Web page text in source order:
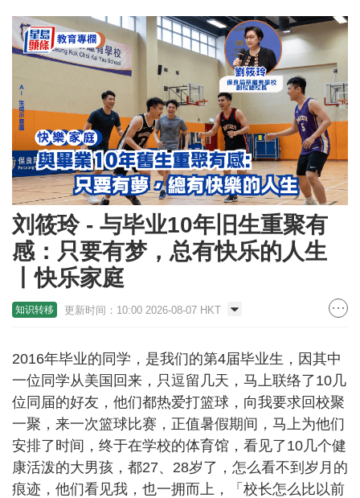
刘筱玲 - 与毕业10年旧生重聚有
感：只要有梦，总有快乐的人生
丨快乐家庭
知识转移 更新时间：10:00 2026-08-07 HKT
2016年毕业的同学，是我们的第4届毕业生，因其中
一位同学从美国回来，只逗留几天，马上联络了10几
位同届的好友，他们都热爱打篮球，向我要求回校聚
一聚，来一次篮球比赛，正值暑假期间，马上为他们
安排了时间，终于在学校的体育馆，看见了10几个健
康活泼的大男孩，都27、28岁了，怎么看不到岁月的
痕迹，他们看见我，也一拥而上，「校长怎么比以前